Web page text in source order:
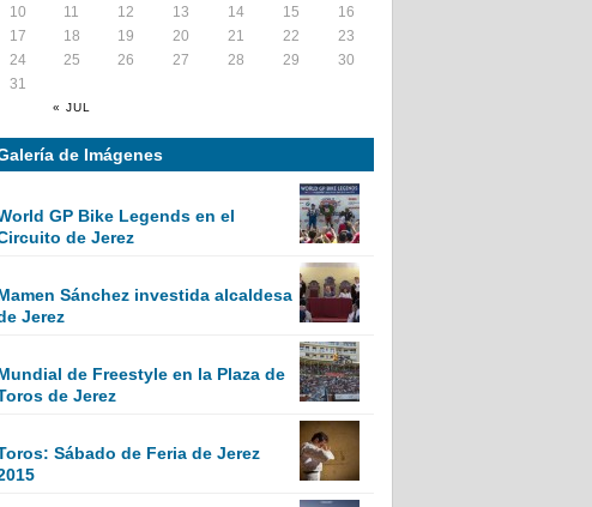
« JUL
10
11 12 13 14 15
16
17
18 19 20 21 22
23
24
25 26 27 28 29
30
31
de Imágenes
GP Bike Legends en el
de Jerez
Sánchez investida alcaldesa
Jerez
de Freestyle en la Plaza de
de Jerez
Sábado de Feria de Jerez